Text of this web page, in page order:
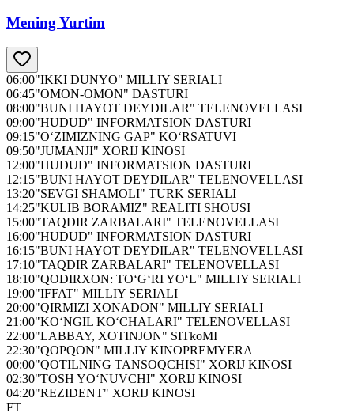
Mening Yurtim
06:00"IKKI DUNYO" MILLIY SERIALI
06:45"OMON-OMON" DASTURI
08:00"BUNI HAYOT DEYDILAR" TELENOVELLASI
09:00"HUDUD" INFORMATSION DASTURI
09:15"O‘ZIMIZNING GAP" KO‘RSATUVI
09:50"JUMANJI" XORIJ KINOSI
12:00"HUDUD" INFORMATSION DASTURI
12:15"BUNI HAYOT DEYDILAR" TELENOVELLASI
13:20"SEVGI SHAMOLI" TURK SERIALI
14:25"KULIB BORAMIZ" REALITI SHOUSI
15:00"TAQDIR ZARBALARI" TELENOVELLASI
16:00"HUDUD" INFORMATSION DASTURI
16:15"BUNI HAYOT DEYDILAR" TELENOVELLASI
17:10"TAQDIR ZARBALARI" TELENOVELLASI
18:10"QODIRXON: TO‘G‘RI YO‘L" MILLIY SERIALI
19:00"IFFAT" MILLIY SERIALI
20:00"QIRMIZI XONADON" MILLIY SERIALI
21:00"KO‘NGIL KO‘CHALARI" TELENOVELLASI
22:00"LABBAY, XOTINJON" SITkoMI
22:30"QOPQON" MILLIY KINOPREMYERA
00:00"QOTILNING TANSOQCHISI" XORIJ KINOSI
02:30"TOSH YO‘NUVCHI" XORIJ KINOSI
04:20"REZIDENT" XORIJ KINOSI
FT